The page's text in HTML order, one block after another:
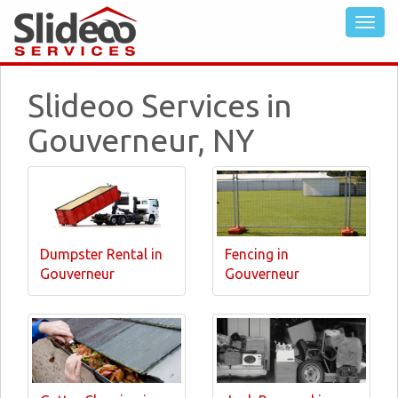
Slideoo Services in
Gouverneur, NY
Dumpster Rental in
Gouverneur
Fencing in
Gouverneur